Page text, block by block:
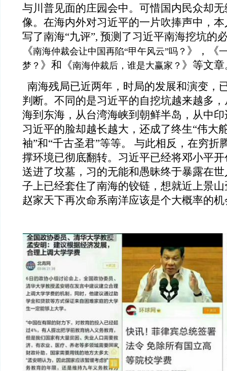
与川普见面的庄园会中。可惜国内民众却
像。在海内外对习近平的一片吹捧声中，本
写了南海“九评”, 预测了习近平南海挖坑的
《南海仲裁会让中国再陷“甲午风云”吗？ 》，《
梦？ 》和《南海仲裁后，谁是大赢家？ 》等文章
南海残局已近两年，时局的发展和演变，
判断。不同的是习近平的自挖坑越来越多
海到东海，从台湾海峡到朝鲜半岛，从中
习近平的脸却越长越大，还成了终生“伟大
袖”和“千古圣君”等等。 与此相反，在穷折
撑环境已彻底翻转。习近平已经将邓小平开
送进了坟墓，习的无能和愚昧终于暴露在
子上已经套住了南海的铰链，想就近上景
赵家天下再次命系南洋应该是个大概率的机